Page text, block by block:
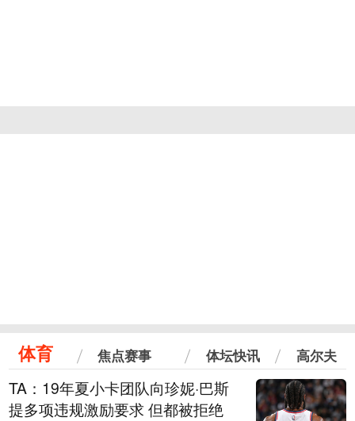
体育 焦点赛事 体坛快讯 高尔夫
TA：19年夏小卡团队向珍妮·巴斯
提多项违规激励要求 但都被拒绝